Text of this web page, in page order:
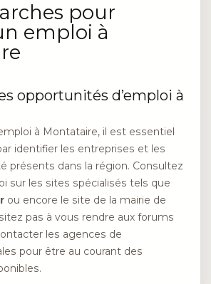
pour
emploi à
opportunités d’emploi à
à Montataire, il est essentiel
identifier les entreprises et les
présents dans la région. Consultez
sur les sites spécialisés tels que
ou encore le site de la mairie de
pas à vous rendre aux forums
les agences de
pour être au courant des